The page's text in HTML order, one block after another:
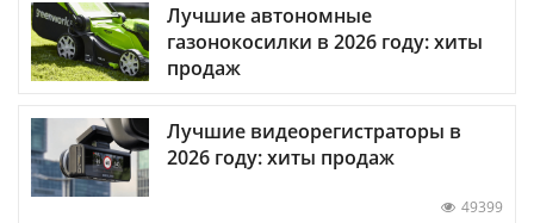
Лучшие автономные
газонокосилки в 2026 году: хиты
продаж
Лучшие видеорегистраторы в
2026 году: хиты продаж
49399